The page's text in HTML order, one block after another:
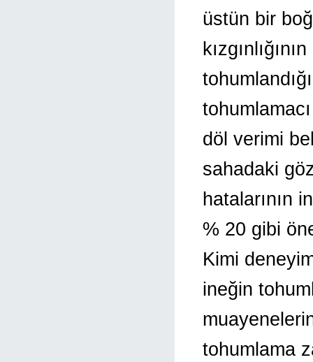
üstün bir
döl verimi
sahadaki
hatalarının
% 20 gibi
Kimi
ineğin
tohumlama